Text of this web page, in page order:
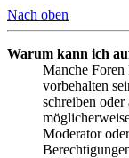
Nach oben
Warum kann ich
Manche Foren
vorbehalten
schreiben
Moderator